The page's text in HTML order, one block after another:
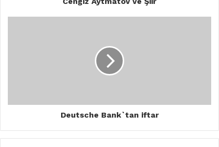
Deutsche Bank`tan iftar